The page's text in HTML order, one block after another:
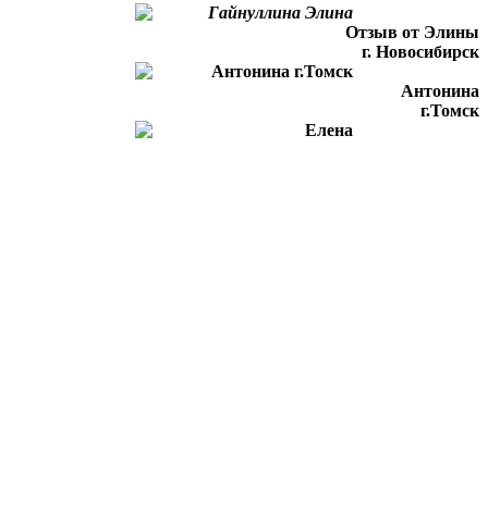
Отзыв от Элины
г. Новосибирск
Антонина
г.Томск